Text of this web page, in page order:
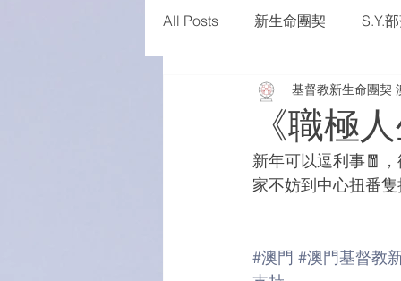
All Posts 新生命團契 S.Y.
預防物質濫用資
《職極
基督教新生命團契
新年可以逗利事🧧
家不妨到中心扭番
#澳門 #澳門基督教